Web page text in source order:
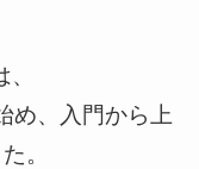
め、入門から上
。